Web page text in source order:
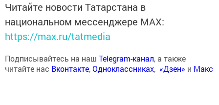
Читайте новости Татарстана в
национальном мессенджере MАХ:
https://max.ru/tatmedia
Подписывайтесь на наш Telegram-канал, а также
читайте нас Вконтакте,Одноклассниках, «Дзен» и Макс